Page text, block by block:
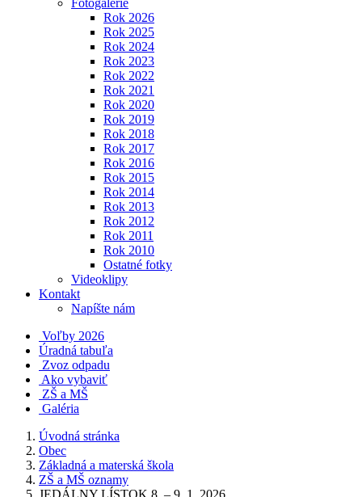
Fotogalérie
Rok 2026
Rok 2025
Rok 2024
Rok 2023
Rok 2022
Rok 2021
Rok 2020
Rok 2019
Rok 2018
Rok 2017
Rok 2016
Rok 2015
Rok 2014
Rok 2013
Rok 2012
Rok 2011
Rok 2010
Ostatné fotky
Videoklipy
Kontakt
Napíšte nám
Voľby 2026
Úradná tabuľa
Zvoz odpadu
Ako vybaviť
ZŠ a MŠ
Galéria
Úvodná stránka
Obec
Základná a materská škola
ZŠ a MŠ oznamy
JEDÁLNY LÍSTOK 8. – 9. 1. 2026